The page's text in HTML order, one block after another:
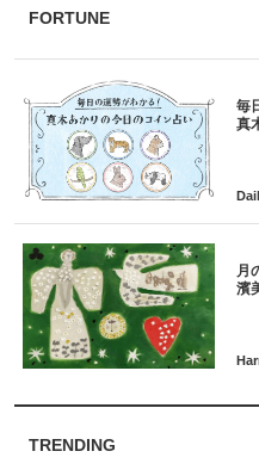
FORTUNE
毎
月
TRENDING